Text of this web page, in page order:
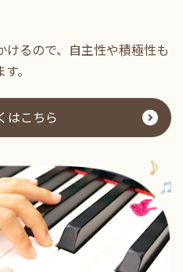
一人ひとりのペースを大
けるので、自主性や積極性も
。
はこちら